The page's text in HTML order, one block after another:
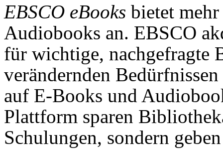
EBSCO eBooks bietet
Audiobooks an. EBSCO
für wichtige, nachgefragte
verändernden
auf E-Books und
Plattform sparen
Schulungen, sondern